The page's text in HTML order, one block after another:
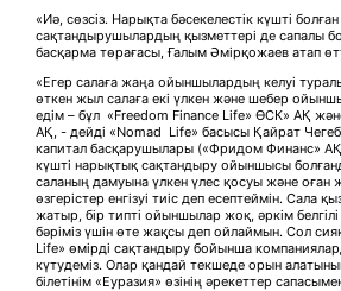
«Иә, сөзсіз. Нарықта бәсекелестік күшті
сақтандырушылардың қызметтері де сапалы
басқарма төрағасы, Ғалым Әмірқожаев атап
«Егер салаға жаңа ойыншылардың келуі
өткен жыл салаға екі үлкен және шебер
едім – бұл «Freedom Finance Life» ӨСК» АҚ
АҚ, - дейді «Nomad Life» басысы Қайрат
капитал басқарушылары («Фридом Финанс»
күшті нарықтық сақтандыру ойыншысы
саланың дамуына үлкен үлес қосуы және оған
өзгерістер енгізуі тиіс деп есептеймін. Сала
жатыр, бір типті ойыншылар жоқ, әркім
бәріміз үшін өте жақсы деп ойлаймын. Сол
Life» өмірді сақтандыру бойынша
күтудеміз. Олар қандай текшеде орын
білетінім «Еуразия» өзінің әрекеттер